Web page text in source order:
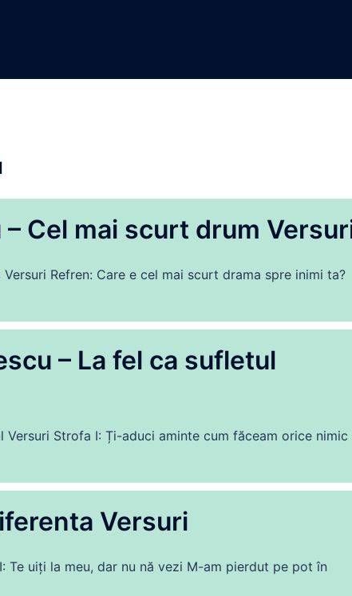
Cel mai scurt drum
Refren: Care e cel mai scurt drama spre inimi ta?
– La fel ca sufletul
Strofa I: Ți-aduci aminte cum făceam orice nimic
Versuri
Te uiți la meu, dar nu nă vezi M-am pierdut pe pot în